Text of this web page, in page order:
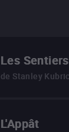
Les
de Stanley
L'Appât